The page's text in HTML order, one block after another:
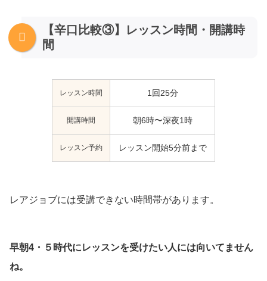
【辛口比較③】レッスン時間・開講時
間
レッスン時間 1回25分
開講時間 朝6時〜深夜1時
レッスン予約 レッスン開始5分前まで
レアジョブには受講できない時間帯があります。
早朝4・５時代にレッスンを受けたい人には向いてません
ね。